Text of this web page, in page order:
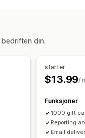
din.
starter
$13.99/
Funksjoner
1000 gift
Reporting
Email